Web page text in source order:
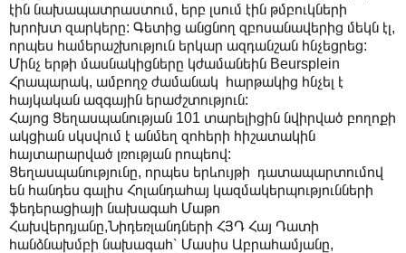
էին նախապատրաստում, երբ լսում էին թմբուկների
խրոխտ զարկերը: Գետից անցնող զբոսանավերից մեկն էլ,
որպես համերաշխություն երկար ազդանշան հնչեցրեց:
Մինչ երթի մասնակիցները կժամանեին Beursplein
Հրապարակ, ամբողջ ժամանակ հարթակից հնչել է
հայկական ազգային երաժշտություն:
Հայոց Ցեղասպանության 101 տարելիցին նվիրված բողոքի
ակցիան սկսվում է անմեղ զոհերի հիշատակին
հայտարարված լռության րոպեով:
Ցեղասպանությունը, որպես երևույթի դատապարտումով
են հանդես գալիս Հոլանդահայ կազմակերպությունների
ֆեդերացիայի նախագահ Մաթո
Հախվերդյանը,Նիդեռլանդների ՀՅԴ Հայ Դատի
հանձնախմբի նախագահ՝ Մասիս Աբրահամյանը,